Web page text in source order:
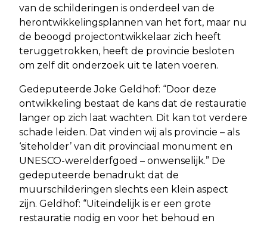
van de schilderingen is onderdeel van de
herontwikkelingsplannen van het fort, maar nu
de beoogd projectontwikkelaar zich heeft
teruggetrokken, heeft de provincie besloten
om zelf dit onderzoek uit te laten voeren.
Gedeputeerde Joke Geldhof: “Door deze
ontwikkeling bestaat de kans dat de restauratie
langer op zich laat wachten. Dit kan tot verdere
schade leiden. Dat vinden wij als provincie – als
‘siteholder’ van dit provinciaal monument en
UNESCO-werelderfgoed – onwenselijk.” De
gedeputeerde benadrukt dat de
muurschilderingen slechts een klein aspect
zijn. Geldhof: “Uiteindelijk is er een grote
restauratie nodig en voor het behoud en